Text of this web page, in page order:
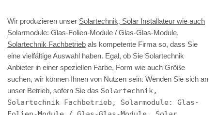
Wir produzieren unser Solartechnik, Solar Installateur wie auch
Solarmodule: Glas-Folien-Module / Glas-Glas-Module,
Solartechnik Fachbetrieb als kompetente Firma so, dass Sie
eine vielfältige Auswahl haben. Egal, ob Sie Solartechnik
Anbieter in einer speziellen Farbe, Form wie auch Größe
suchen, wir können Ihnen von Nutzen sein. Wenden Sie sich an
unser Betrieb, sofern Sie das Solartechnik,
Solartechnik Fachbetrieb, Solarmodule: Glas-